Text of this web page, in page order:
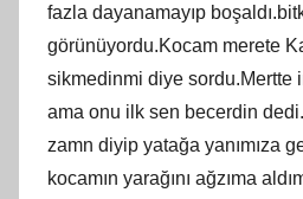
fazla dayanamayıp
görünüyordu.Kocam merete
sikmedinmi diye sordu.Mertte
ama onu ilk sen becerdin
zamn diyip yatağa yanımıza
kocamın yarağını ağzıma